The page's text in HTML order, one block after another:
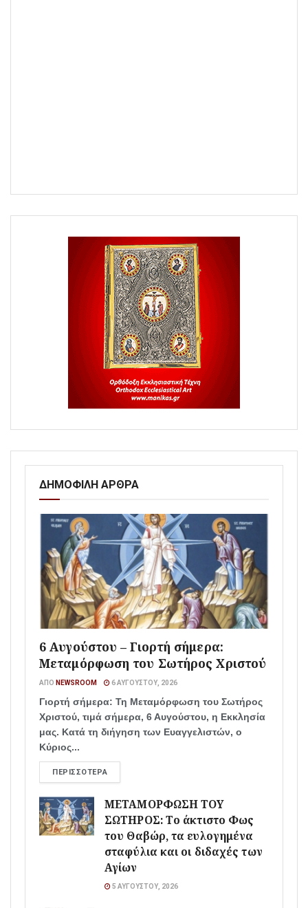
ΔΗΜΟΦΙΛΗ ΑΡΘΡΑ
6 Αυγούστου – Γιορτή σήμερα:
Μεταμόρφωση του Σωτήρος Χριστού
ΑΠΌ NEWSROOM 6 ΑΥΓΟΎΣΤΟΥ, 2026
Γιορτή σήμερα: Τη Μεταμόρφωση του Σωτήρος
Χριστού, τιμά σήμερα, 6 Αυγούστου, η Εκκλησία
μας. Κατά τη διήγηση των Ευαγγελιστών, ο
Κύριος...
ΠΕΡΙΣΣΌΤΕΡΑ
ΜΕΤΑΜΟΡΦΩΣΗ ΤΟΥ
ΣΩΤΗΡΟΣ: Το άκτιστο Φως
του Θαβώρ, τα ευλογημένα
σταφύλια και οι διδαχές των
Αγίων
5 ΑΥΓΟΎΣΤΟΥ, 2026